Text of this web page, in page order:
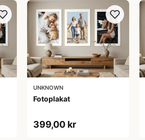
UNKNOWN
Fotoplakat
399,00 kr